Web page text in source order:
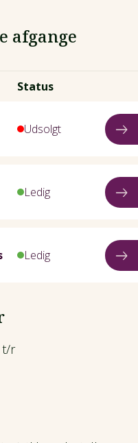
afgange
Status
Udsolgt
Ledig
Ledig
t/r